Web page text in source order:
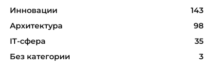
Инновации
143
Архитектура
98
ІТ-сфера
35
Без категории
3